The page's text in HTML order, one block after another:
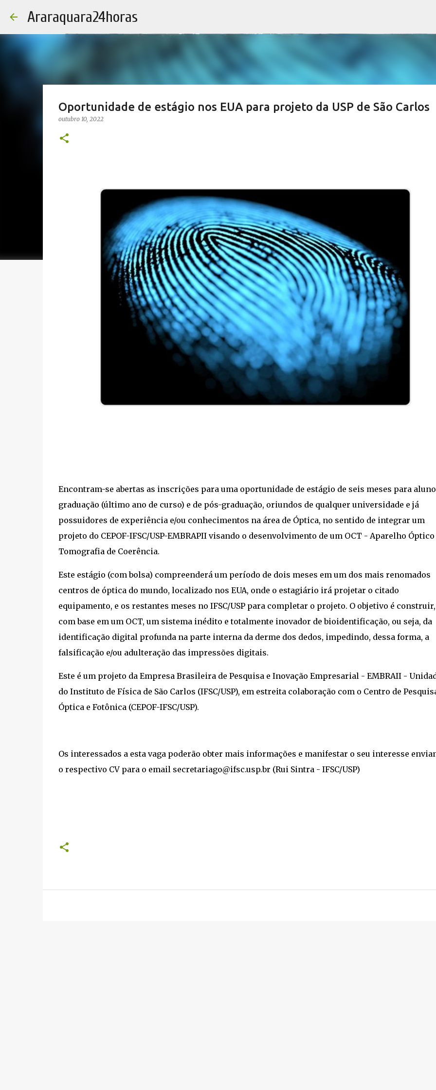
Araraquara24horas
Oportunidade de estágio nos EUA para projeto da USP de São Carlos
outubro 10, 2022
Encontram-se abertas as inscrições para uma oportunidade de estágio de seis meses para
graduação (último ano de curso) e de pós-graduação, oriundos de qualquer universidade e já
possuidores de experiência e/ou conhecimentos na área de Óptica, no sentido de integrar um
projeto do CEPOF-IFSC/USP-EMBRAPII visando o desenvolvimento de um OCT - Aparelho Óptico
Tomografia de Coerência.
Este estágio (com bolsa) compreenderá um período de dois meses em um dos mais renomados
centros de óptica do mundo, localizado nos EUA, onde o estagiário irá projetar o citado
equipamento, e os restantes meses no IFSC/USP para completar o projeto. O objetivo é construir,
com base em um OCT, um sistema inédito e totalmente inovador de bioidentificação, ou seja, da
identificação digital profunda na parte interna da derme dos dedos, impedindo, dessa forma, a
falsificação e/ou adulteração das impressões digitais.
Este é um projeto da Empresa Brasileira de Pesquisa e Inovação Empresarial - EMBRAII -
do Instituto de Física de São Carlos (IFSC/USP), em estreita colaboração com o Centro de
Óptica e Fotônica (CEPOF-IFSC/USP).
Os interessados a esta vaga poderão obter mais informações e manifestar o seu interesse
o respectivo CV para o email secretariago@ifsc.usp.br (Rui Sintra - IFSC/USP)